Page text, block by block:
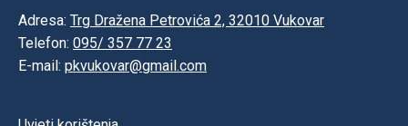
Adresa: Trg Dražena Petrovića 2, 32010 Vukovar
Telefon: 095/ 357 77 23
E-mail: pkvukovar@gmail.com